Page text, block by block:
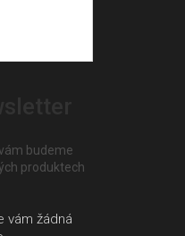
budeme
produktech